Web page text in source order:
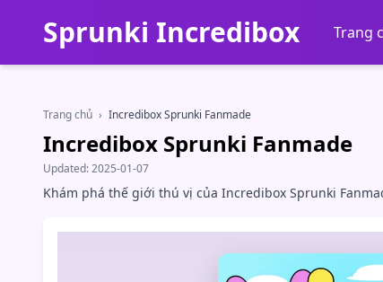
Sprunki Incredibox Trang
Trang chủ › Incredibox Sprunki Fanmade
Incredibox Sprunki Fanmade
Updated:2025-01-07
Khám phá thế giới thú vị của Incredibox Sprunki